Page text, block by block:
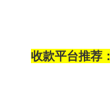
收款平台推荐：